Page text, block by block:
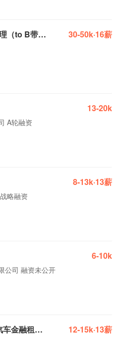
科创大数据AI 产品 销售经理（to B带团队） 30-50k·16薪
13-20k
A轮融资
8-13k·13薪
略融资
6-10k
公司 融资未公开
销售数据支持专员（外资汽车金融租赁） 12-15k·13薪